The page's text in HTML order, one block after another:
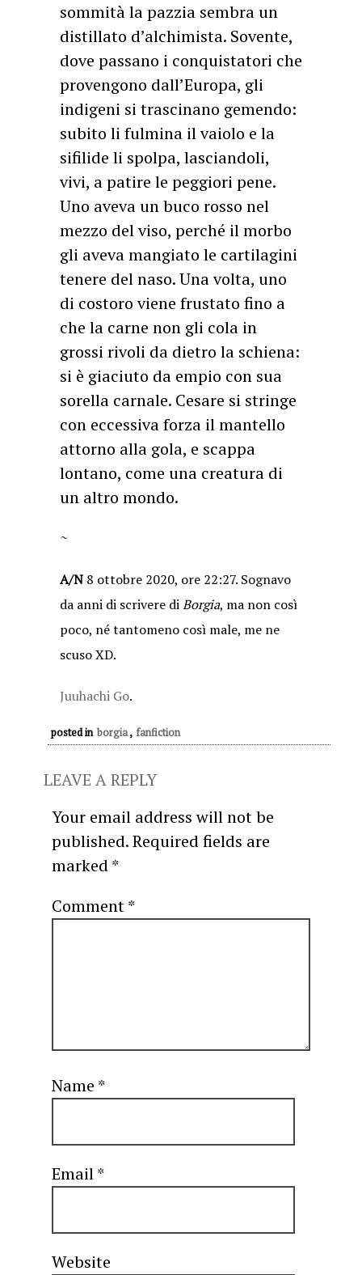
sommità la pazzia sembra un
distillato d’alchimista. Sovente,
dove passano i conquistatori che
provengono dall’Europa, gli
indigeni si trascinano gemendo:
subito li fulmina il vaiolo e la
sifilide li spolpa, lasciandoli,
vivi, a patire le peggiori pene.
Uno aveva un buco rosso nel
mezzo del viso, perché il morbo
gli aveva mangiato le cartilagini
tenere del naso. Una volta, uno
di costoro viene frustato fino a
che la carne non gli cola in
grossi rivoli da dietro la schiena:
si è giaciuto da empio con sua
sorella carnale. Cesare si stringe
con eccessiva forza il mantello
attorno alla gola, e scappa
lontano, come una creatura di
un altro mondo.
~
A/N 8 ottobre 2020, ore 22:27. Sognavo
da anni di scrivere diBorgia, ma non così
poco, né tantomeno così male, me ne
scuso XD.
Juuhachi Go.
posted in borgia, fanfiction
LEAVE A REPLY
Your email address will not be
published.Required fields are
marked *
Comment*
Name *
Email*
Website